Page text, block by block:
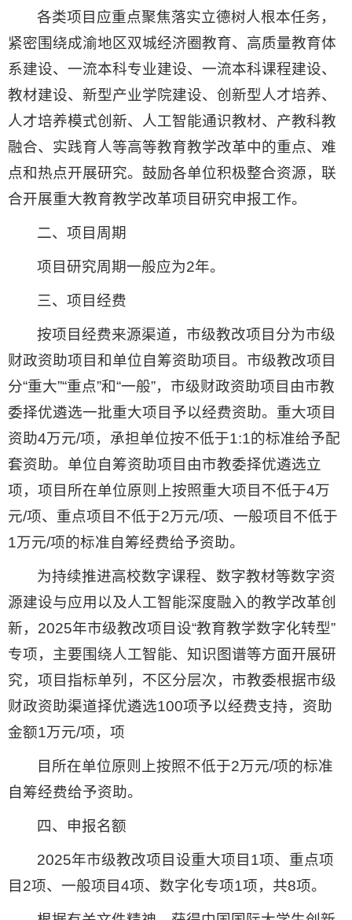
各类项目应重点聚焦落实立德树人根本任务，
紧密围绕成渝地区双城经济圈教育、高质量教育体
系建设、一流本科专业建设、一流本科课程建设、
教材建设、新型产业学院建设、创新型人才培养、
人才培养模式创新、人工智能通识教材、产教科教
融合、实践育人等高等教育教学改革中的重点、难
点和热点开展研究。鼓励各单位积极整合资源，联
合开展重大教育教学改革项目研究申报工作。
二、项目周期
项目研究周期一般应为2年。
三、项目经费
按项目经费来源渠道，市级教改项目分为市级
财政资助项目和单位自筹资助项目。市级教改项目
分“重大”“重点”和“一般”，市级财政资助项目由市教
委择优遴选一批重大项目予以经费资助。重大项目
资助4万元/项，承担单位按不低于1:1的标准给予配
套资助。单位自筹资助项目由市教委择优遴选立
项，项目所在单位原则上按照重大项目不低于4万
元/项、重点项目不低于2万元/项、一般项目不低于
1万元/项的标准自筹经费给予资助。
为持续推进高校数字课程、数字教材等数字资
源建设与应用以及人工智能深度融入的教学改革创
新，2025年市级教改项目设“教育教学数字化转型”
专项，主要围绕人工智能、知识图谱等方面开展研
究，项目指标单列，不区分层次，市教委根据市级
财政资助渠道择优遴选100项予以经费支持，资助
金额1万元/项，项
目所在单位原则上按照不低于2万元/项的标准
自筹经费给予资助。
四、申报名额
2025年市级教改项目设重大项目1项、重点项
目2项、一般项目4项、数字化专项1项，共8项。